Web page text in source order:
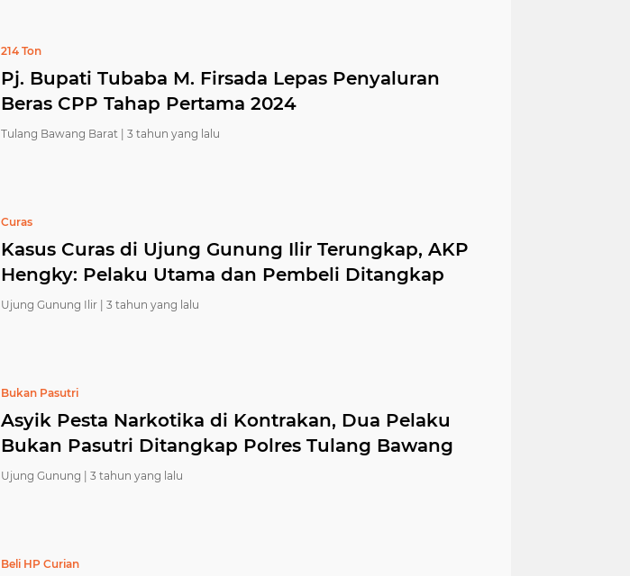
214 Ton
‌Pj. Bupati Tubaba M. Firsada Lepas Penyaluran
Beras CPP Tahap Pertama 2024
Tulang Bawang Barat | 3 tahun yang lalu
Curas
Kasus Curas di Ujung Gunung Ilir Terungkap, AKP
Hengky: Pelaku Utama dan Pembeli Ditangkap
Ujung Gunung Ilir | 3 tahun yang lalu
Bukan Pasutri
Asyik Pesta Narkotika di Kontrakan, Dua Pelaku
Bukan Pasutri Ditangkap Polres Tulang Bawang
Ujung Gunung | 3 tahun yang lalu
Beli HP Curian